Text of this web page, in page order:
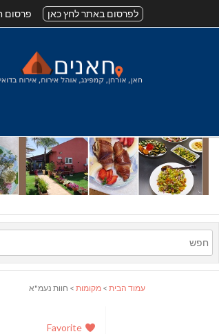
לפרסום באתר לחץ כאן פרסום
עמוד הבית > מקומות > חוות נעמ"א
Favorite